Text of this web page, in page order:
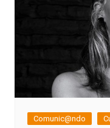
Comunic@ndo